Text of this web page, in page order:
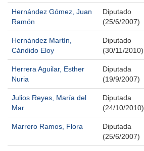
Hernández Gómez, Juan
Ramón
Diputado
(25/6/2007)
Hernández Martín,
Cándido Eloy
Diputado
(30/11/2010)
Herrera Aguilar, Esther
Nuria
Diputada
(19/9/2007)
Julios Reyes, María del
Mar
Diputada
(24/10/2010)
Marrero Ramos, Flora
Diputada
(25/6/2007)